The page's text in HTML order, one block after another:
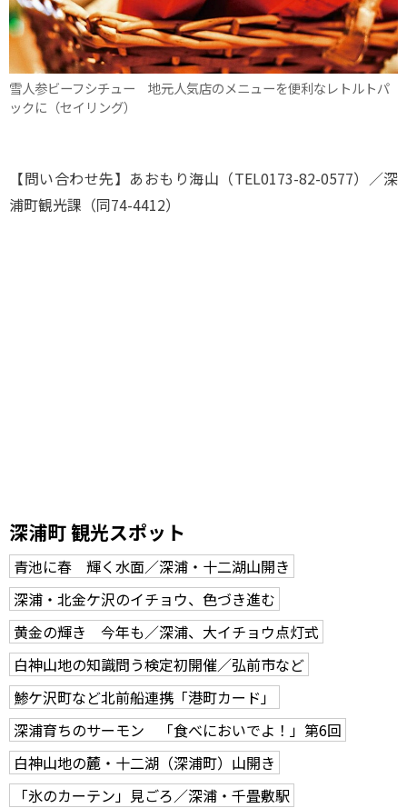
雪人参ビーフシチュー 地元人気店のメニューを便利なレトルトパ
ックに（セイリング）
【問い合わせ先】あおもり海山（TEL0173-82-0577）／深
浦町観光課（同74-4412）
深浦町 観光スポット
青池に春 輝く水面／深浦・十二湖山開き
深浦・北金ケ沢のイチョウ、色づき進む
黄金の輝き 今年も／深浦、大イチョウ点灯式
白神山地の知識問う検定初開催／弘前市など
鯵ケ沢町など北前船連携「港町カード」
深浦育ちのサーモン 「食べにおいでよ！」第6回
白神山地の麓・十二湖（深浦町）山開き
「氷のカーテン」見ごろ／深浦・千畳敷駅